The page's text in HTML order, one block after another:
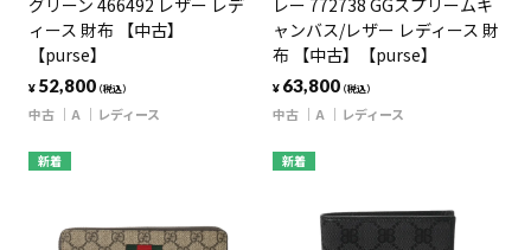
グリーン 466492 レザー レデ
ィース 財布 【中古】
【purse】
¥ 52,800（税込）
中古 A レディース
レー 772738 GGスプリームキ
ャンバス/レザー レディース 財
布 【中古】【purse】
¥ 63,800（税込）
中古 A レディース
新着 新着